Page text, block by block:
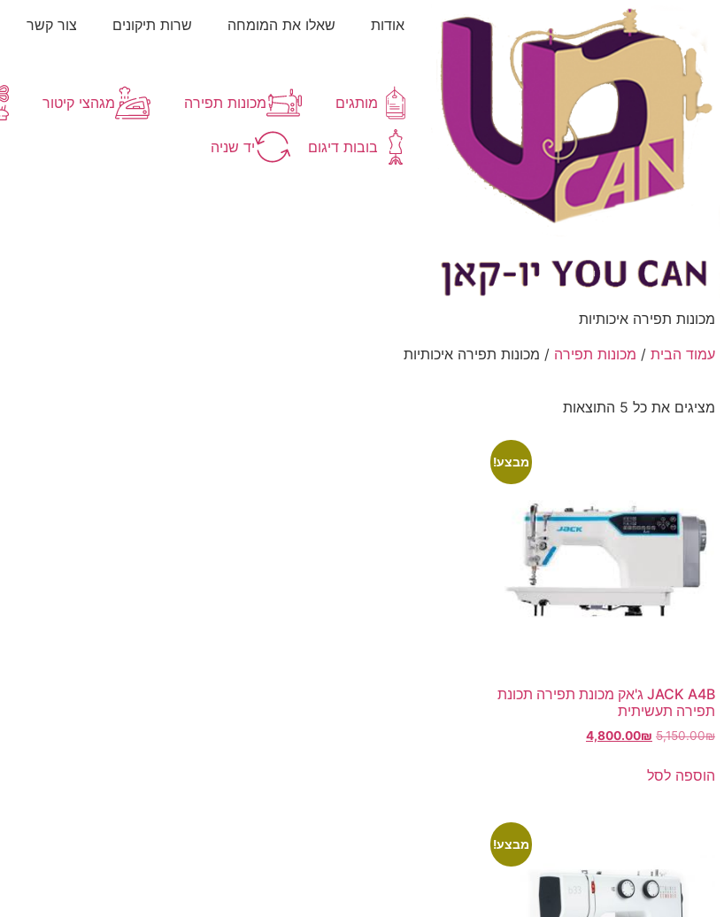
אודות שאלו את המומחה שרות תיקונים צור קשר
מותגים מכונות תפירה מגהצי קיטור
בובות דיגום יד שניה
מכונות תפירה איכותיות
עמוד הבית / מכונות תפירה / מכונות תפירה איכותיות
מציגים את כל ⁦5⁩ התוצאות
מבצע!
JACK A4B ג'אק מכונת תפירה תכונת
תפירה תעשיתית
5,150.00₪
4,800.00₪
הוספה לסל
מבצע!